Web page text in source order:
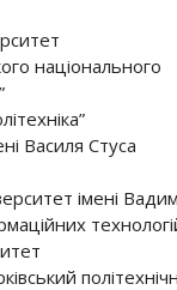
національного
Василя Стуса
імені